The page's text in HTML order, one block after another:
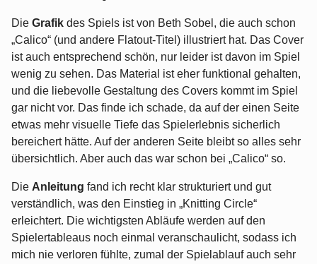
Die Grafik des Spiels ist von Beth Sobel, die auch schon
„Calico“ (und andere Flatout-Titel) illustriert hat. Das Cover
ist auch entsprechend schön, nur leider ist davon im Spiel
wenig zu sehen. Das Material ist eher funktional gehalten,
und die liebevolle Gestaltung des Covers kommt im Spiel
gar nicht vor. Das finde ich schade, da auf der einen Seite
etwas mehr visuelle Tiefe das Spielerlebnis sicherlich
bereichert hätte. Auf der anderen Seite bleibt so alles sehr
übersichtlich. Aber auch das war schon bei „Calico“ so.
Die Anleitung fand ich recht klar strukturiert und gut
verständlich, was den Einstieg in „Knitting Circle“
erleichtert. Die wichtigsten Abläufe werden auf den
Spielertableaus noch einmal veranschaulicht, sodass ich
mich nie verloren fühlte, zumal der Spielablauf auch sehr